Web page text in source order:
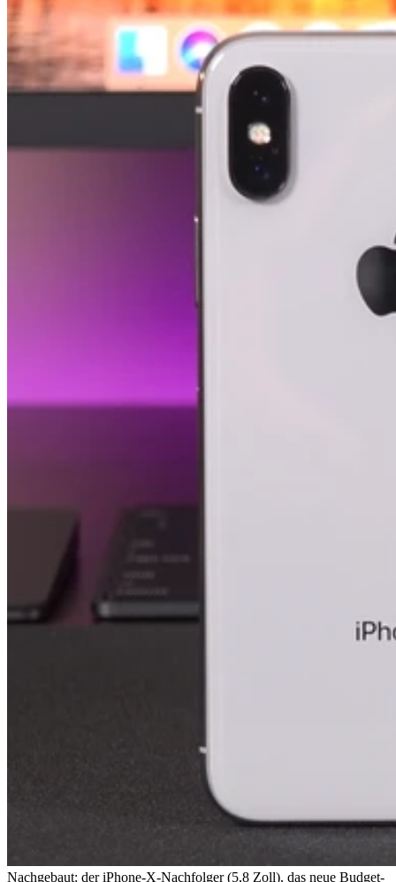
Nachgebaut: der iPhone-X-Nachfolger (5,8 Zoll), das neue Budget-